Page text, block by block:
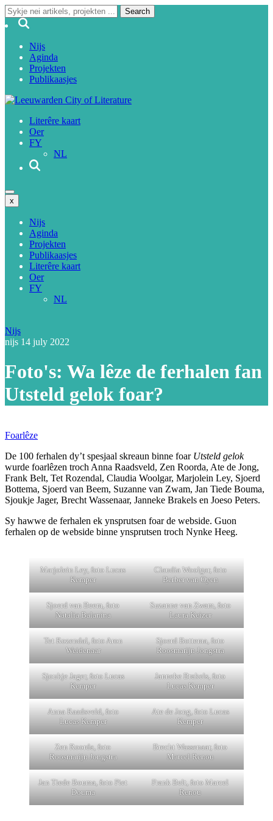
Nijs
Aginda
Projekten
Publikaasjes
Literêre kaart
Oer
FY
NL
x
Nijs
Aginda
Projekten
Publikaasjes
Literêre kaart
Oer
FY
NL
Nijs
nijs 14 july 2022
Foto's: Wa lêze de ferhalen fan
Utsteld gelok foar?
Foarlêze
De 100 ferhalen dy’t spesjaal skreaun binne foar Utsteld gelok
wurde foarlêzen troch Anna Raadsveld, Zen Roorda, Ate de Jong,
Frank Belt, Tet Rozendal, Claudia Woolgar, Marjolein Ley, Sjoerd
Bottema, Sjoerd van Beem, Suzanne van Zwam, Jan Tiede Bouma,
Sjoukje Jager, Brecht Wassenaar, Janneke Brakels en Joeso Peters.
Sy hawwe de ferhalen ek ynsprutsen foar de webside. Guon
ferhalen op de webside binne ynsprutsen troch Nynke Heeg.
Marjolein Ley, foto Lucas
Kemper
Claudia Woolgar, foto
Berber van Oyen
Sjoerd van Beem, foto
Natalia Balanina
Suzanne van Zwam, foto
Laura Keizer
Tet Rozendal, foto Aron
Weidenaar
Sjoerd Bottema, foto
Roosmarijn Jongstra
Sjoukje Jager, foto Lucas
Kemper
Janneke Brakels, foto
Lucas Kemper
Anna Raadsveld, foto
Lucas Kemper
Ate de Jong, foto Lucas
Kemper
Zen Roorda, foto
Roosmarijn Jongstra
Brecht Wassenaar, foto
Marcel Renou
Jan Tiede Bouma, foto Piet
Douma
Frank Belt, foto Marcel
Renou